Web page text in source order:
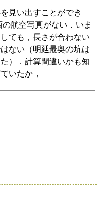
見い出すことができ
航空写真がない．いま
ても，長さが合わない
ない（明延最奥の坑は
）．計算間違いかも知
いたか，